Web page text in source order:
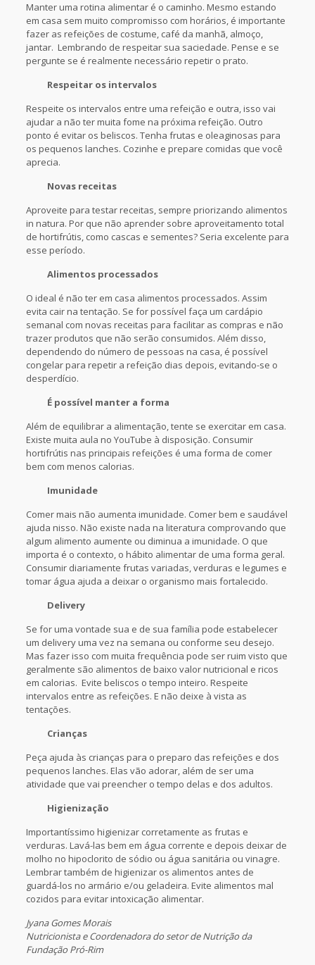
Manter uma rotina alimentar é o caminho. Mesmo estando
em casa sem muito compromisso com horários, é importante
fazer as refeições de costume, café da manhã, almoço,
jantar. Lembrando de respeitar sua saciedade. Pense e se
pergunte se é realmente necessário repetir o prato.
Respeitar os intervalos
Respeite os intervalos entre uma refeição e outra, isso vai
ajudar a não ter muita fome na próxima refeição. Outro
ponto é evitar os beliscos. Tenha frutas e oleaginosas para
os pequenos lanches. Cozinhe e prepare comidas que você
aprecia.
Novas receitas
Aproveite para testar receitas, sempre priorizando alimentos
in natura. Por que não aprender sobre aproveitamento total
de hortifrútis, como cascas e sementes? Seria excelente para
esse período.
Alimentos processados
O ideal é não ter em casa alimentos processados. Assim
evita cair na tentação. Se for possível faça um cardápio
semanal com novas receitas para facilitar as compras e não
trazer produtos que não serão consumidos. Além disso,
dependendo do número de pessoas na casa, é possível
congelar para repetir a refeição dias depois, evitando-se o
desperdício.
É possível manter a forma
Além de equilibrar a alimentação, tente se exercitar em casa.
Existe muita aula no YouTube à disposição. Consumir
hortifrútis nas principais refeições é uma forma de comer
bem com menos calorias.
Imunidade
Comer mais não aumenta imunidade. Comer bem e saudável
ajuda nisso. Não existe nada na literatura comprovando que
algum alimento aumente ou diminua a imunidade. O que
importa é o contexto, o hábito alimentar de uma forma geral.
Consumir diariamente frutas variadas, verduras e legumes e
tomar água ajuda a deixar o organismo mais fortalecido.
Delivery
Se for uma vontade sua e de sua família pode estabelecer
um delivery uma vez na semana ou conforme seu desejo.
Mas fazer isso com muita frequência pode ser ruim visto que
geralmente são alimentos de baixo valor nutricional e ricos
em calorias. Evite beliscos o tempo inteiro. Respeite
intervalos entre as refeições. E não deixe à vista as
tentações.
Crianças
Peça ajuda às crianças para o preparo das refeições e dos
pequenos lanches. Elas vão adorar, além de ser uma
atividade que vai preencher o tempo delas e dos adultos.
Higienização
Importantíssimo higienizar corretamente as frutas e
verduras. Lavá-las bem em água corrente e depois deixar de
molho no hipoclorito de sódio ou água sanitária ou vinagre.
Lembrar também de higienizar os alimentos antes de
guardá-los no armário e/ou geladeira. Evite alimentos mal
cozidos para evitar intoxicação alimentar.
Jyana Gomes Morais
Nutricionista e Coordenadora do setor de Nutrição da
Fundação Pró-Rim